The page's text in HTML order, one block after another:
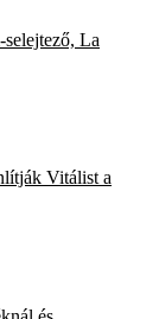
La
Vitálist a